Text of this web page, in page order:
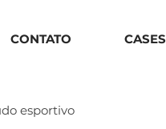
CONTATO CASES
esportivo